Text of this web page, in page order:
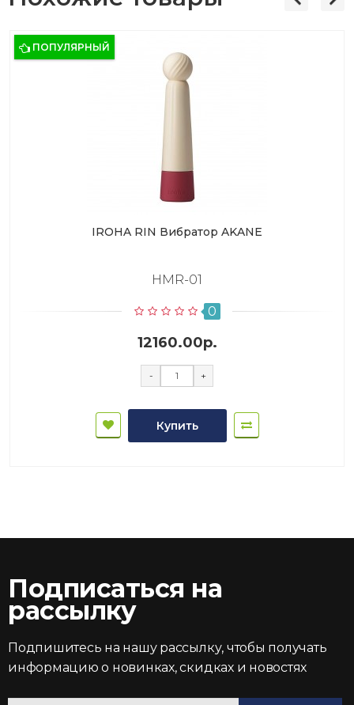
ПОПУЛЯРНЫЙ
IROHA RIN Вибратор AKANE
HMR-01
0
12160.00р.
- +
Купить
Подписаться на
рассылку
Подпишитесь на нашу рассылку, чтобы получать
информацию о новинках, скидках и новостях